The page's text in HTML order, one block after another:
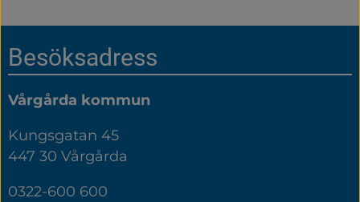
Sidfot
Besöksadress
Vårgårda kommun
Kungsgatan 45
447 30 Vårgårda
0322-600 600